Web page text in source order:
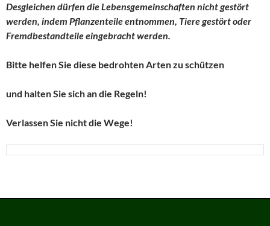
Desgleichen dürfen die Lebensgemeinschaften nicht gestört
werden, indem Pflanzenteile entnommen, Tiere gestört oder
Fremdbestandteile eingebracht werden.
Bitte helfen Sie diese bedrohten Arten zu schützen
und halten Sie sich an die Regeln!
Verlassen Sie nicht die Wege!